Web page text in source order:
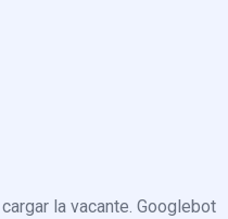
la vacante. Googlebot